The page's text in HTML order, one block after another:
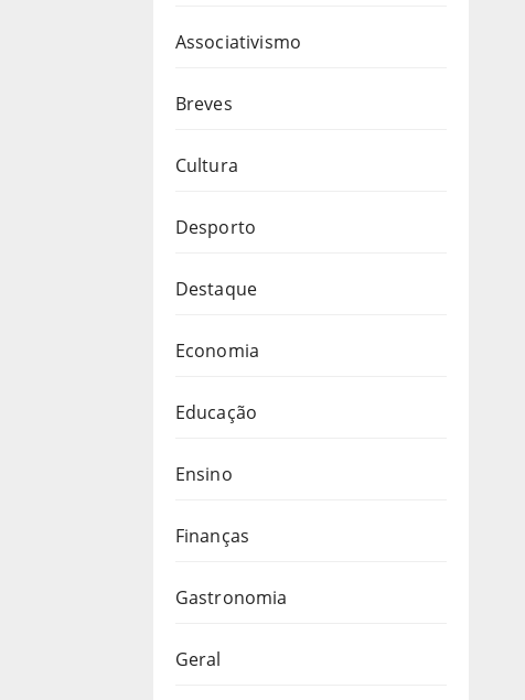
Associativismo
Breves
Cultura
Desporto
Destaque
Economia
Educação
Ensino
Finanças
Gastronomia
Geral